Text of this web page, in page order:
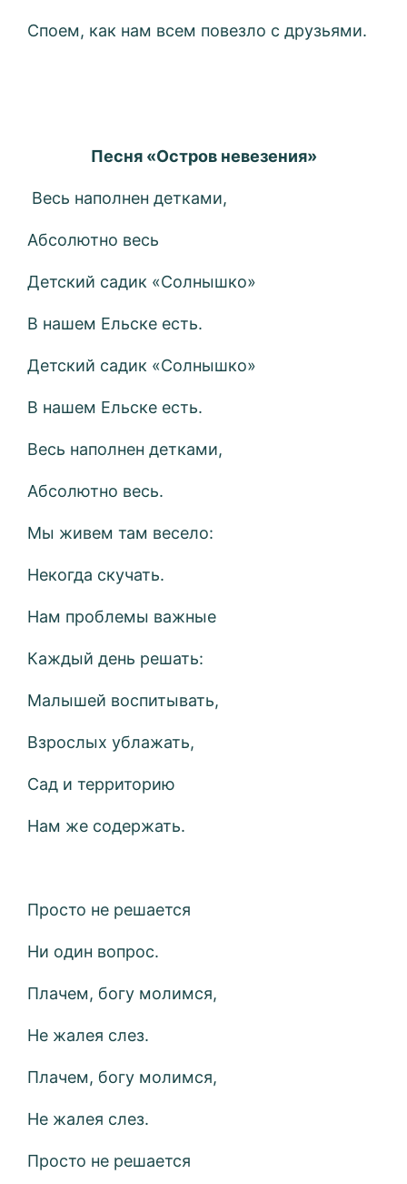
Споем, как нам всем повезло с друзьями.
Песня «Остров невезения»
Весь наполнен детками,
Абсолютно весь
Детский садик «Солнышко»
В нашем Ельске есть.
Детский садик «Солнышко»
В нашем Ельске есть.
Весь наполнен детками,
Абсолютно весь.
Мы живем там весело:
Некогда скучать.
Нам проблемы важные
Каждый день решать:
Малышей воспитывать,
Взрослых ублажать,
Сад и территорию
Нам же содержать.
Просто не решается
Ни один вопрос.
Плачем, богу молимся,
Не жалея слез.
Плачем, богу молимся,
Не жалея слез.
Просто не решается